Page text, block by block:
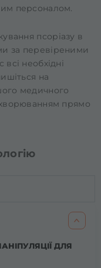
персоналом.
псоріазу в
за перевіреними
необхідні
на
медичного
прямо
ДЛЯ